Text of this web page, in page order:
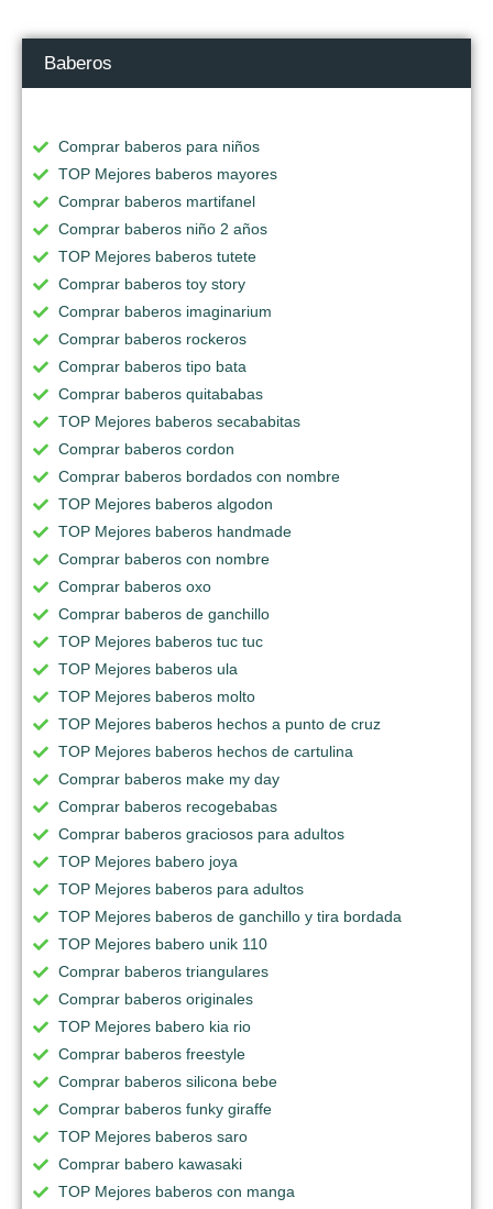
Baberos
Comprar baberos para niños
TOP Mejores baberos mayores
Comprar baberos martifanel
Comprar baberos niño 2 años
TOP Mejores baberos tutete
Comprar baberos toy story
Comprar baberos imaginarium
Comprar baberos rockeros
Comprar baberos tipo bata
Comprar baberos quitababas
TOP Mejores baberos secababitas
Comprar baberos cordon
Comprar baberos bordados con nombre
TOP Mejores baberos algodon
TOP Mejores baberos handmade
Comprar baberos con nombre
Comprar baberos oxo
Comprar baberos de ganchillo
TOP Mejores baberos tuc tuc
TOP Mejores baberos ula
TOP Mejores baberos molto
TOP Mejores baberos hechos a punto de cruz
TOP Mejores baberos hechos de cartulina
Comprar baberos make my day
Comprar baberos recogebabas
Comprar baberos graciosos para adultos
TOP Mejores babero joya
TOP Mejores baberos para adultos
TOP Mejores baberos de ganchillo y tira bordada
TOP Mejores babero unik 110
Comprar baberos triangulares
Comprar baberos originales
TOP Mejores babero kia rio
Comprar baberos freestyle
Comprar baberos silicona bebe
Comprar baberos funky giraffe
TOP Mejores baberos saro
Comprar babero kawasaki
TOP Mejores baberos con manga